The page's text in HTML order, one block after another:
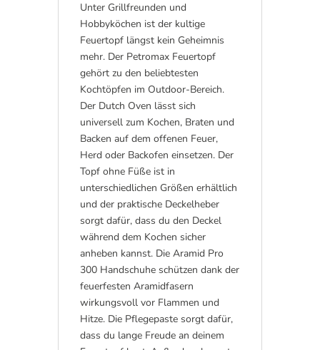
Unter Grillfreunden und
Hobbyköchen ist der kultige
Feuertopf längst kein Geheimnis
mehr. Der Petromax Feuertopf
gehört zu den beliebtesten
Kochtöpfen im Outdoor-Bereich.
Der Dutch Oven lässt sich
universell zum Kochen, Braten und
Backen auf dem offenen Feuer,
Herd oder Backofen einsetzen. Der
Topf ohne Füße ist in
unterschiedlichen Größen erhältlich
und der praktische Deckelheber
sorgt dafür, dass du den Deckel
während dem Kochen sicher
anheben kannst. Die Aramid Pro
300 Handschuhe schützen dank der
feuerfesten Aramidfasern
wirkungsvoll vor Flammen und
Hitze. Die Pflegepaste sorgt dafür,
dass du lange Freude an deinem